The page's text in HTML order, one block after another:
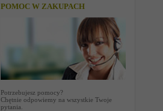
POMOC W ZAKUPACH
Potrzebujesz pomocy?
Chętnie odpowiemy na wszystkie Twoje
pytania.